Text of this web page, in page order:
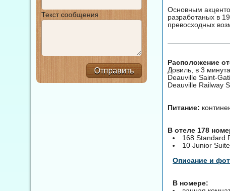
Основным
разработаных в
превосходных
Расположение
Довиль, в 3
Deauville Saint-
Deauville Railway
Питание:
В отеле 178
168 Standard
10 Junior
Описание и
В номере:
Текст сообщения
Отправить